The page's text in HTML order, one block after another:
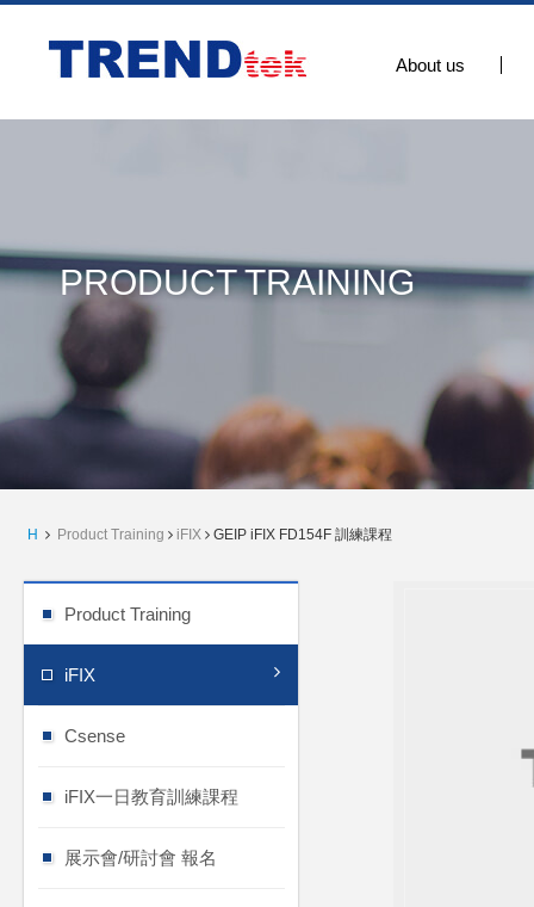
About us
PRODUCT TRAINING
H Product Training iFIX GEIP iFIX FD154F 訓練課程
Product Training
iFIX
Csense
iFIX一日教育訓練課程
展示會/研討會 報名